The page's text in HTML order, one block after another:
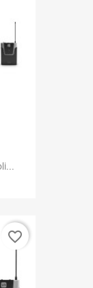
favorite_border